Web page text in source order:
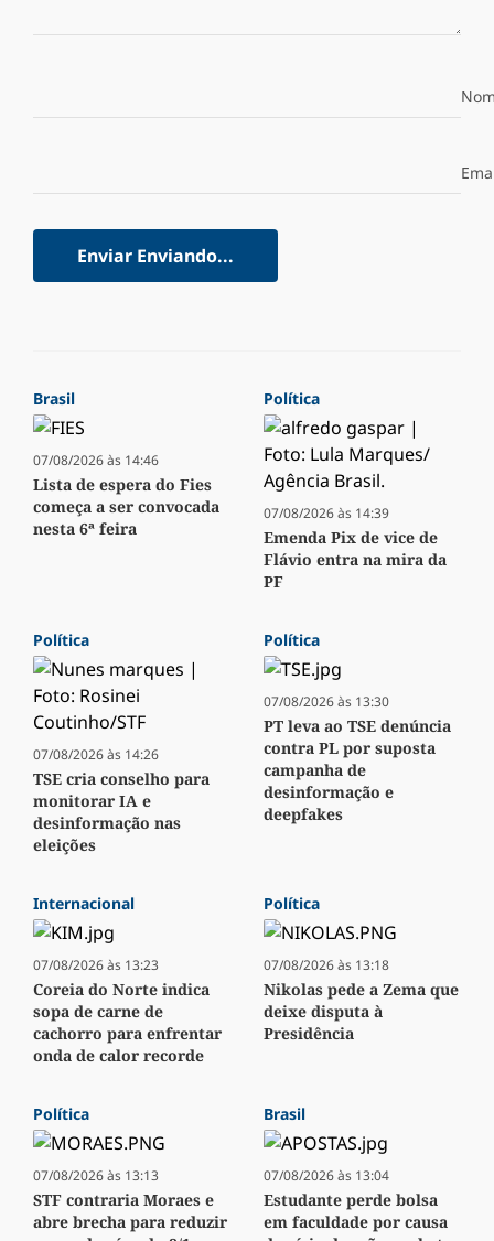
Enviar Enviando...
Brasil
07/08/2026 às 14:46
Lista de espera do Fies
começa a ser convocada
nesta 6ª feira
Política
07/08/2026 às 14:39
Emenda Pix de vice de
Flávio entra na mira da
PF
Política
07/08/2026 às 14:26
TSE cria conselho para
monitorar IA e
desinformação nas
eleições
Política
07/08/2026 às 13:30
PT leva ao TSE denúncia
contra PL por suposta
campanha de
desinformação e
deepfakes
Internacional
07/08/2026 às 13:23
Coreia do Norte indica
sopa de carne de
cachorro para enfrentar
onda de calor recorde
Política
07/08/2026 às 13:18
Nikolas pede a Zema que
deixe disputa à
Presidência
Política
07/08/2026 às 13:13
STF contraria Moraes e
abre brecha para reduzir
Brasil
07/08/2026 às 13:04
Estudante perde bolsa
em faculdade por causa